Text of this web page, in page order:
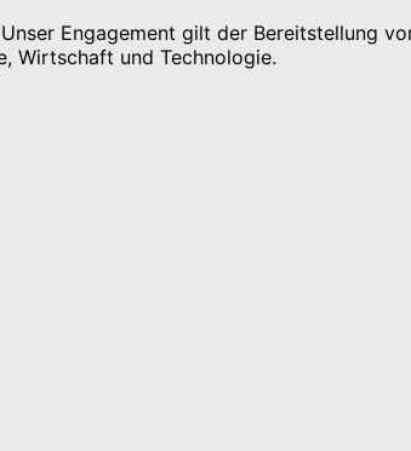
Engagement gilt der Bereitstellung
Wirtschaft und Technologie.